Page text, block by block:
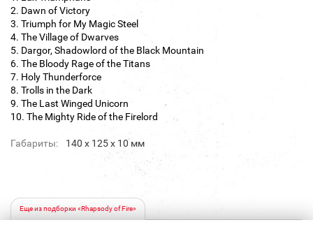
2. Dawn of Victory
3. Triumph for My Magic Steel
4. The Village of Dwarves
5. Dargor, Shadowlord of the Black Mountain
6. The Bloody Rage of the Titans
7. Holy Thunderforce
8. Trolls in the Dark
9. The Last Winged Unicorn
10. The Mighty Ride of the Firelord
Габариты: 140 х 125 х 10 мм
Еще из подборки «Rhapsody of Fire»